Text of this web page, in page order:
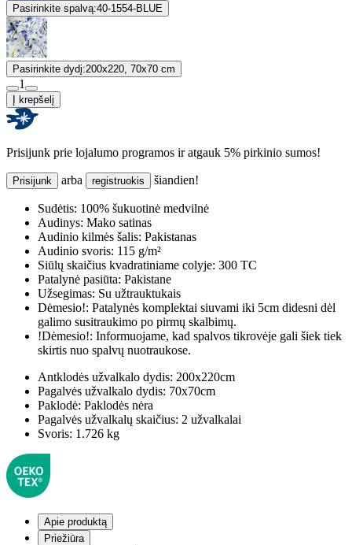
Pasirinkite spalvą:40-1554-BLUE
Pasirinkite dydį:200x220, 70x70 cm
1
Į krepšelį
Prisijunk prie lojalumo programos ir atgauk 5% pirkinio sumos!
Prisijunk arba registruokis šiandien!
Sudėtis: 100% šukuotinė medvilnė
Audinys: Mako satinas
Audinio kilmės šalis: Pakistanas
Audinio svoris: 115 g/m²
Siūlų skaičius kvadratiniame colyje: 300 TC
Patalynė pasiūta: Pakistane
Užsegimas: Su užtrauktukais
Dėmesio!: Patalynės komplektai siuvami iki 5cm didesni dėl
galimo susitraukimo po pirmų skalbimų.
!Dėmesio!: Informuojame, kad spalvos tikrovėje gali šiek tiek
skirtis nuo spalvų nuotraukose.
Antklodės užvalkalo dydis: 200x220cm
Pagalvės užvalkalo dydis: 70x70cm
Paklodė: Paklodės nėra
Pagalvės užvalkalų skaičius: 2 užvalkalai
Svoris: 1.726 kg
Apie produktą
Priežiūra